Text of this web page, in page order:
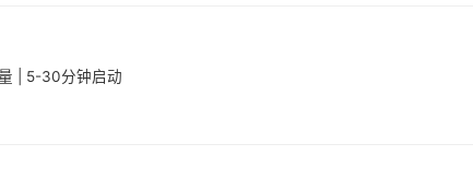
| 5-30分钟启动